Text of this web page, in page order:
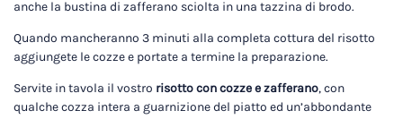
anche la bustina di zafferano sciolta in una tazzina di brodo.
Quando mancheranno 3 minuti alla completa cottura del risotto
aggiungete le cozze e portate a termine la preparazione.
Servite in tavola il vostro risotto con cozze e zafferano, con
qualche cozza intera a guarnizione del piatto ed un’abbondante